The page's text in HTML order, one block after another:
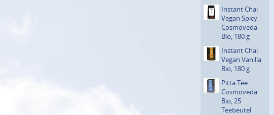
Instant Chai
Vegan Spicy
Cosmoveda
Bio, 180 g
Instant Chai
Vegan Vanilla
Bio, 180 g
Pitta Tee
Cosmoveda
Bio, 25
Teebeutel